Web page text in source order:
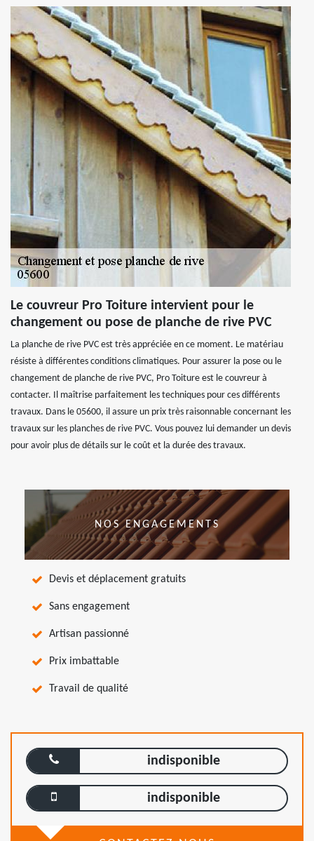
Le couvreur Pro Toiture intervient pour le
changement ou pose de planche de rive PVC
La planche de rive PVC est très appréciée en ce moment. Le matériau
résiste à différentes conditions climatiques. Pour assurer la pose ou le
changement de planche de rive PVC, Pro Toiture est le couvreur à
contacter. Il maîtrise parfaitement les techniques pour ces différents
travaux. Dans le 05600, il assure un prix très raisonnable concernant les
travaux sur les planches de rive PVC. Vous pouvez lui demander un devis
pour avoir plus de détails sur le coût et la durée des travaux.
NOS ENGAGEMENTS
Devis et déplacement gratuits
Sans engagement
Artisan passionné
Prix imbattable
Travail de qualité
indisponible
indisponible